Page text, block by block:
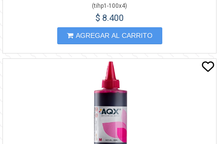
(tihp1-100x4)
$ 8.400
AGREGAR AL CARRITO